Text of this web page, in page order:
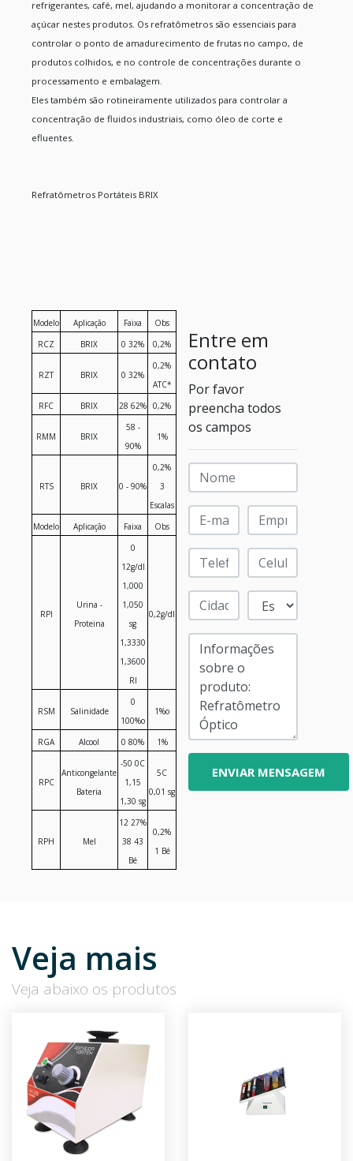
refrigerantes, café, mel, ajudando a monitorar a concentração de
açúcar nestes produtos. Os refratômetros são essenciais para
controlar o ponto de amadurecimento de frutas no campo, de
produtos colhidos, e no controle de concentrações durante o
processamento e embalagem.
Eles também são rotineiramente utilizados para controlar a
concentração de fluidos industriais, como óleo de corte e
efluentes.
Refratômetros Portáteis BRIX
Modelo Aplicação Faixa
Obs
RCZ
BRIX 0 32% 0,2%
RZT BRIX 0 32%
0,2%
ATC*
RFC
BRIX 28 62% 0,2%
RMM BRIX
58 -
90%
1%
RTS BRIX 0 - 90%
0,2%
3
Escalas
Modelo
Aplicação Faixa Obs
RPI
Urina -
Proteina
0
12g/dl
1,000
1,050
sg
1,3330
1,3600
RI
0,2g/dl
RSM Salinidade
0
100%o
1%o
RGA Alcool 0 80% 1%
RPC
Anticongelante
Bateria
-50 0C
1,15
1,30 sg
5C
0,01 sg
RPH Mel
12 27%
38 43
Bé
0,2%
1 Bé
Entre em
contato
Por favor
preencha todos
os campos
Veja mais
Veja abaixo os produtos